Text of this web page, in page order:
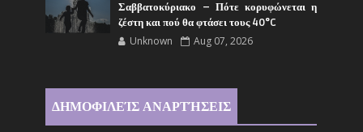
Σαββατοκύριακο – Πότε κορυφώνεται η
ζέστη και πού θα φτάσει τους 40°C
Unknown Aug 07, 2026
ΔΗΜΟΦΙΛΕΊΣ ΑΝΑΡΤΉΣΕΙΣ